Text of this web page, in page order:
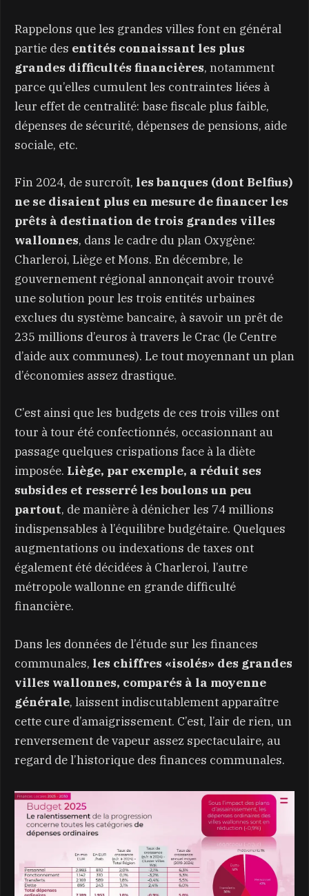
Rappelons que les grandes villes font en général
partie des entités connaissant les plus
grandes difficultés financières, notamment
parce qu’elles cumulent les contraintes liées à
leur effet de centralité: base fiscale plus faible,
dépenses de sécurité, dépenses de pensions, aide
sociale, etc.
Fin 2024, de surcroît, les banques (dont Belfius)
ne se disaient plus en mesure de financer les
prêts à destination de trois grandes villes
wallonnes, dans le cadre du plan Oxygène:
Charleroi, Liège et Mons. En décembre, le
gouvernement régional annonçait avoir trouvé
une solution pour les trois entités urbaines
exclues du système bancaire, à savoir un prêt de
235 millions d’euros à travers le Crac (le Centre
d’aide aux communes). Le tout moyennant un plan
d’économies assez drastique.
C’est ainsi que les budgets de ces trois villes ont
tour à tour été confectionnés, occasionnant au
passage quelques crispations face à la diète
imposée. Liège, par exemple, a réduit ses
subsides et resserré les boulons un peu
partout, de manière à dénicher les 74 millions
indispensables à l’équilibre budgétaire. Quelques
augmentations ou indexations de taxes ont
également été décidées à Charleroi, l’autre
métropole wallonne en grande difficulté
financière.
Dans les données de l’étude sur les finances
communales, les chiffres «isolés» des grandes
villes wallonnes, comparés à la moyenne
générale, laissent indiscutablement apparaître
cette cure d’amaigrissement. C’est, l’air de rien, un
renversement de vapeur assez spectaculaire, au
regard de l’historique des finances communales.